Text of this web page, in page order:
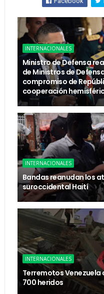
INTERNACIONALES
Ministro de Defensa
de Ministros de
compromiso de
cooperación
INTERNACIONALES
Bandas reanudan los
suroccidental Haití
INTERNACIONALES
Terremotos Venezuela
700 heridos